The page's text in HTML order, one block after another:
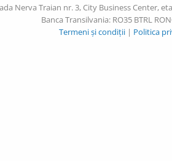
Nerva Traian nr. 3, City Business Center,
Banca Transilvania: RO35 BTRL
Termeni și condiții| Politica